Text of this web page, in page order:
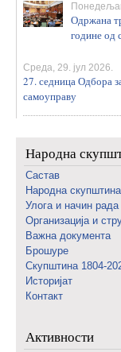
Одржана
године од
Среда, 29. јул 2026.
27. седница Одбора
самоуправу
Народна
Састав
Народна
Улога и начин рада
Организација и
Важна документа
Брошуре
Скупштина 1804-
Историјат
Контакт
Активности